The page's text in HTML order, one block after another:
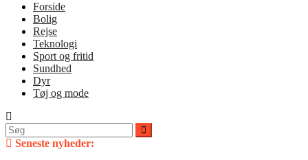
Forside
Bolig
Rejse
Teknologi
Sport og fritid
Sundhed
Dyr
Tøj og mode
Søg
efter:Seneste nyheder: